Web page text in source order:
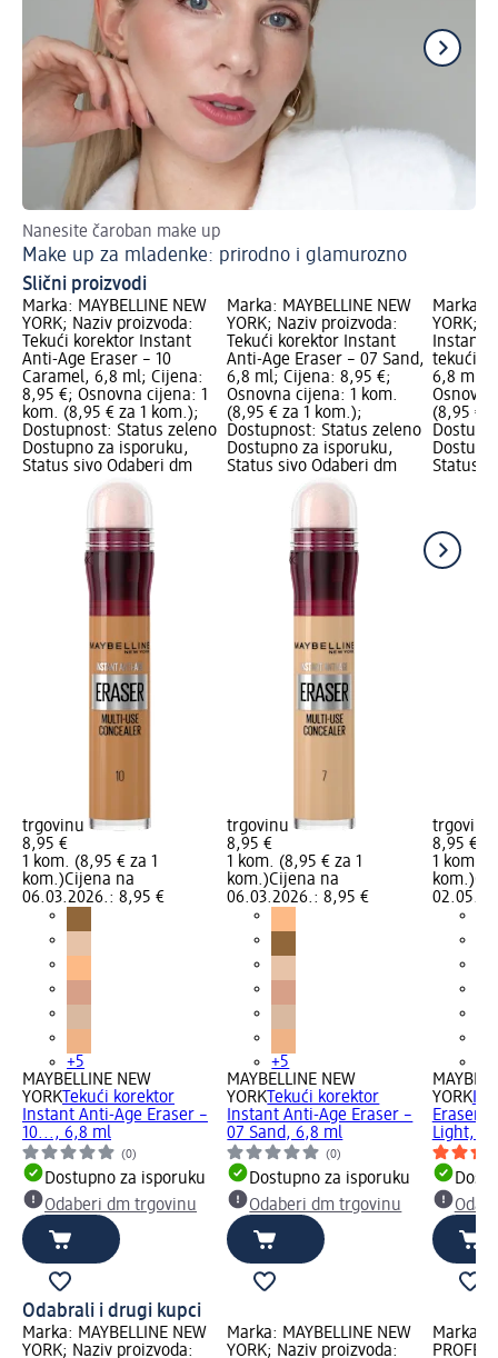
Nanesite čaroban make up
Make up za mladenke: prirodno i glamurozno
Slični proizvodi
Marka: MAYBELLINE NEW
YORK; Naziv proizvoda:
Tekući korektor Instant
Anti-Age Eraser – 10
Caramel, 6,8 ml; Cijena:
8,95 €; Osnovna cijena: 1
kom. (8,95 € za 1 kom.);
Dostupnost: Status zeleno
Dostupno za isporuku,
Status sivo Odaberi dm
trgovinu
8,95 €
1 kom. (8,95 € za 1
kom.)Cijena na
06.03.2026.: 8,95 €
+5
MAYBELLINE NEW
YORKTekući korektor
Instant Anti-Age Eraser –
10..., 6,8 ml
(0)
Dostupno za isporuku
Odaberi dm trgovinu
Marka: MAYBELLINE NEW
YORK; Naziv proizvoda:
Tekući korektor Instant
Anti-Age Eraser – 07 Sand,
6,8 ml; Cijena: 8,95 €;
Osnovna cijena: 1 kom.
(8,95 € za 1 kom.);
Dostupnost: Status zeleno
Dostupno za isporuku,
Status sivo Odaberi dm
trgovinu
8,95 €
1 kom. (8,95 € za 1
kom.)Cijena na
06.03.2026.: 8,95 €
+5
MAYBELLINE NEW
YORKTekući korektor
Instant Anti-Age Eraser –
07 Sand, 6,8 ml
(0)
Dostupno za isporuku
Odaberi dm trgovinu
Marka:
YORK;
Instant
tekući
6,8 ml;
(8,95 €
Status
trgovinu
8,95 €
1 kom.
kom.)
YORK
Eraser
Light,
Odabrali i drugi kupci
Marka: MAYBELLINE NEW
YORK; Naziv proizvoda:
Marka: MAYBELLINE NEW
YORK; Naziv proizvoda:
Marka: